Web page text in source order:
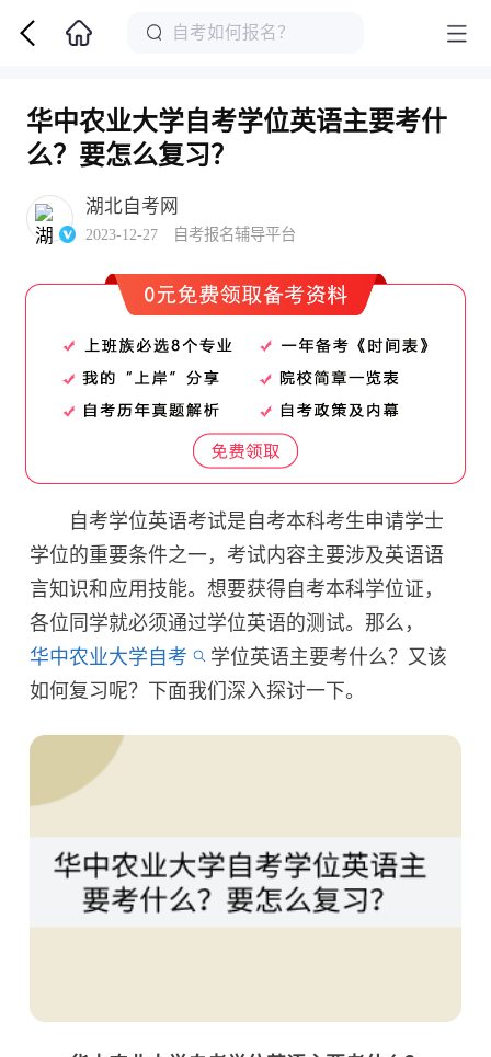
华中农业大学自考学位英语主要考什
么？要怎么复习？
湖北自考网
2023-12-27 自考报名辅导平台
自考学位英语考试是自考本科考生申请学士
学位的重要条件之一，考试内容主要涉及英语语
言知识和应用技能。想要获得自考本科学位证，
各位同学就必须通过学位英语的测试。那么，
华中农业大学自考
学位英语主要考什么？又该
如何复习呢？下面我们深入探讨一下。